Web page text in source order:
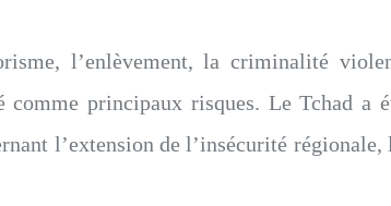
l’enlèvement, la criminalité
comme principaux risques. Le Tchad
l’extension de l’insécurité